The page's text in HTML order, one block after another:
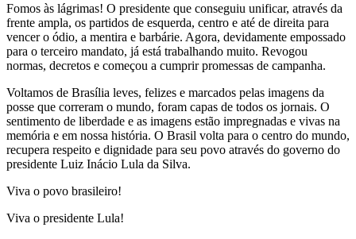
Fomos às lágrimas! O presidente que conseguiu unificar, através da
frente ampla, os partidos de esquerda, centro e até de direita para
vencer o ódio, a mentira e barbárie. Agora, devidamente empossado
para o terceiro mandato, já está trabalhando muito. Revogou
normas, decretos e começou a cumprir promessas de campanha.
Voltamos de Brasília leves, felizes e marcados pelas imagens da
posse que correram o mundo, foram capas de todos os jornais. O
sentimento de liberdade e as imagens estão impregnadas e vivas na
memória e em nossa história. O Brasil volta para o centro do mundo,
recupera respeito e dignidade para seu povo através do governo do
presidente Luiz Inácio Lula da Silva.
Viva o povo brasileiro!
Viva o presidente Lula!